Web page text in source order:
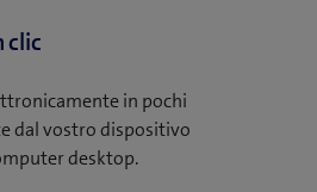
clic
in pochi
dal vostro dispositivo
desktop.